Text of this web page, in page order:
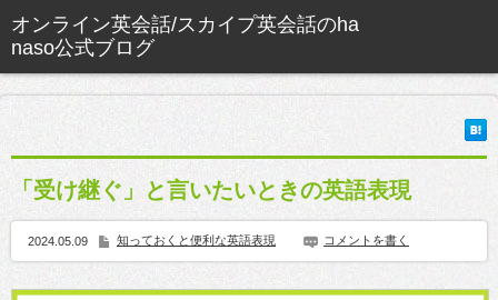
「受け継ぐ」と言いたいときの英語表現
2024.05.09 知っておくと便利な英語表現 コメントを書く